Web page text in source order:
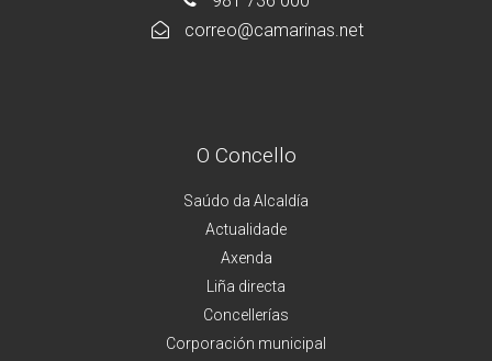
correo@camarinas.net
O Concello
Saúdo da Alcaldía
Actualidade
Axenda
Liña directa
Concellerías
Corporación municipal